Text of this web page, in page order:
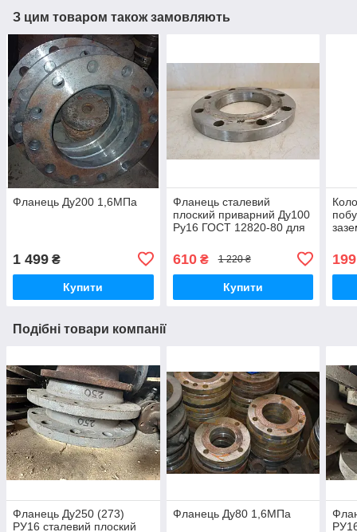
З цим товаром також замовляють
Фланець Ду200 1,6МПа
1 499 ₴
Купити
Фланець сталевий
плоский приварний Ду100
Ру16 ГОСТ 12820-80 для
610₴ 1 220 ₴
Купити
199
Подібні товари компанії
Фланець Ду250 (273)
РУ16 сталевий плоский
Фланець Ду80 1,6МПа